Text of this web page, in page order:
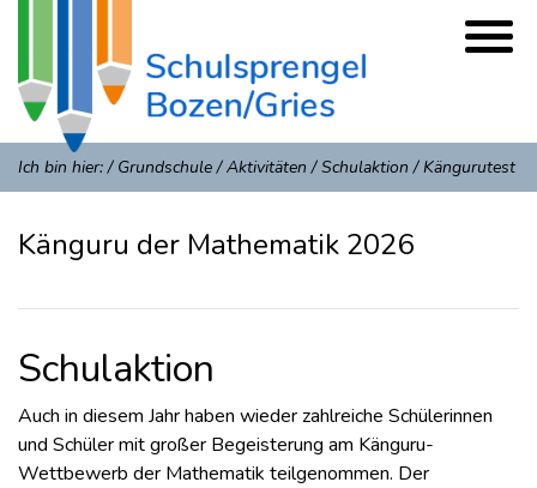
Ich bin hier:/ Grundschule/Aktivitäten /Schulaktion /Kängurutest
Känguru der Mathematik 2026
Schulaktion
Auch in diesem Jahr haben wieder zahlreiche Schülerinnen
und Schüler mit großer Begeisterung am Känguru-
Wettbewerb der Mathematik teilgenommen. Der